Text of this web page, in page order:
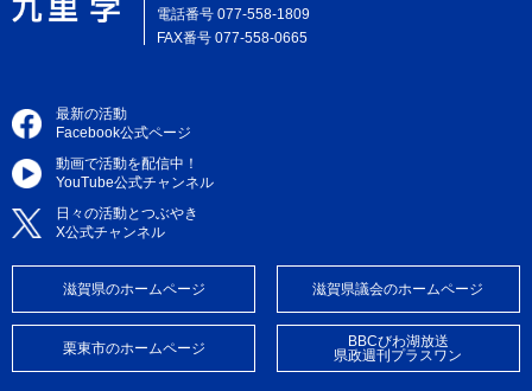
電話番号 077-558-1809
FAX番号 077-558-0665
最新の活動
Facebook公式ページ
動画で活動を配信中！
YouTube公式チャンネル
日々の活動とつぶやき
X公式チャンネル
滋賀県のホームページ 滋賀県議会のホームページ
栗東市のホームページ
BBCびわ湖放送
県政週刊プラスワン